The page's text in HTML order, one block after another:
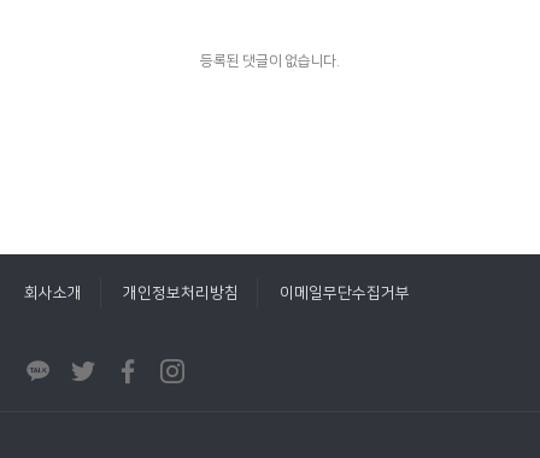
등록된 댓글이 없습니다.
회사소개 개인정보처리방침 이메일무단수집거부